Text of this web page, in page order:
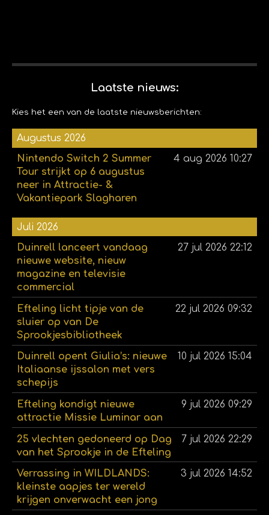
Laatste nieuws:
Kies het een van de laatste nieuwsberichten:
Augustus 2026
Nintendo Switch 2 Summer
Tour strijkt op 6 augustus
neer in Attractie- &
Vakantiepark Slagharen
4 aug 2026 10:27
Juli 2026
Duinrell lanceert vandaag
nieuwe website, nieuw
magazine en televisie
commercial
27 jul 2026 22:12
Efteling licht tipje van de
sluier op van De
Sprookjesbibliotheek
22 jul 2026 09:32
Duinrell opent Giulia’s: nieuwe
Italiaanse ijssalon met vers
schepijs
10 jul 2026 15:04
Efteling kondigt nieuwe
attractie Missie Luminar aan
9 jul 2026 09:29
25 vlechten gedoneerd op Dag
van het Sprookje in de Efteling
7 jul 2026 22:29
Verrassing in WILDLANDS:
kleinste aapjes ter wereld
krijgen onverwacht een jong
3 jul 2026 14:52